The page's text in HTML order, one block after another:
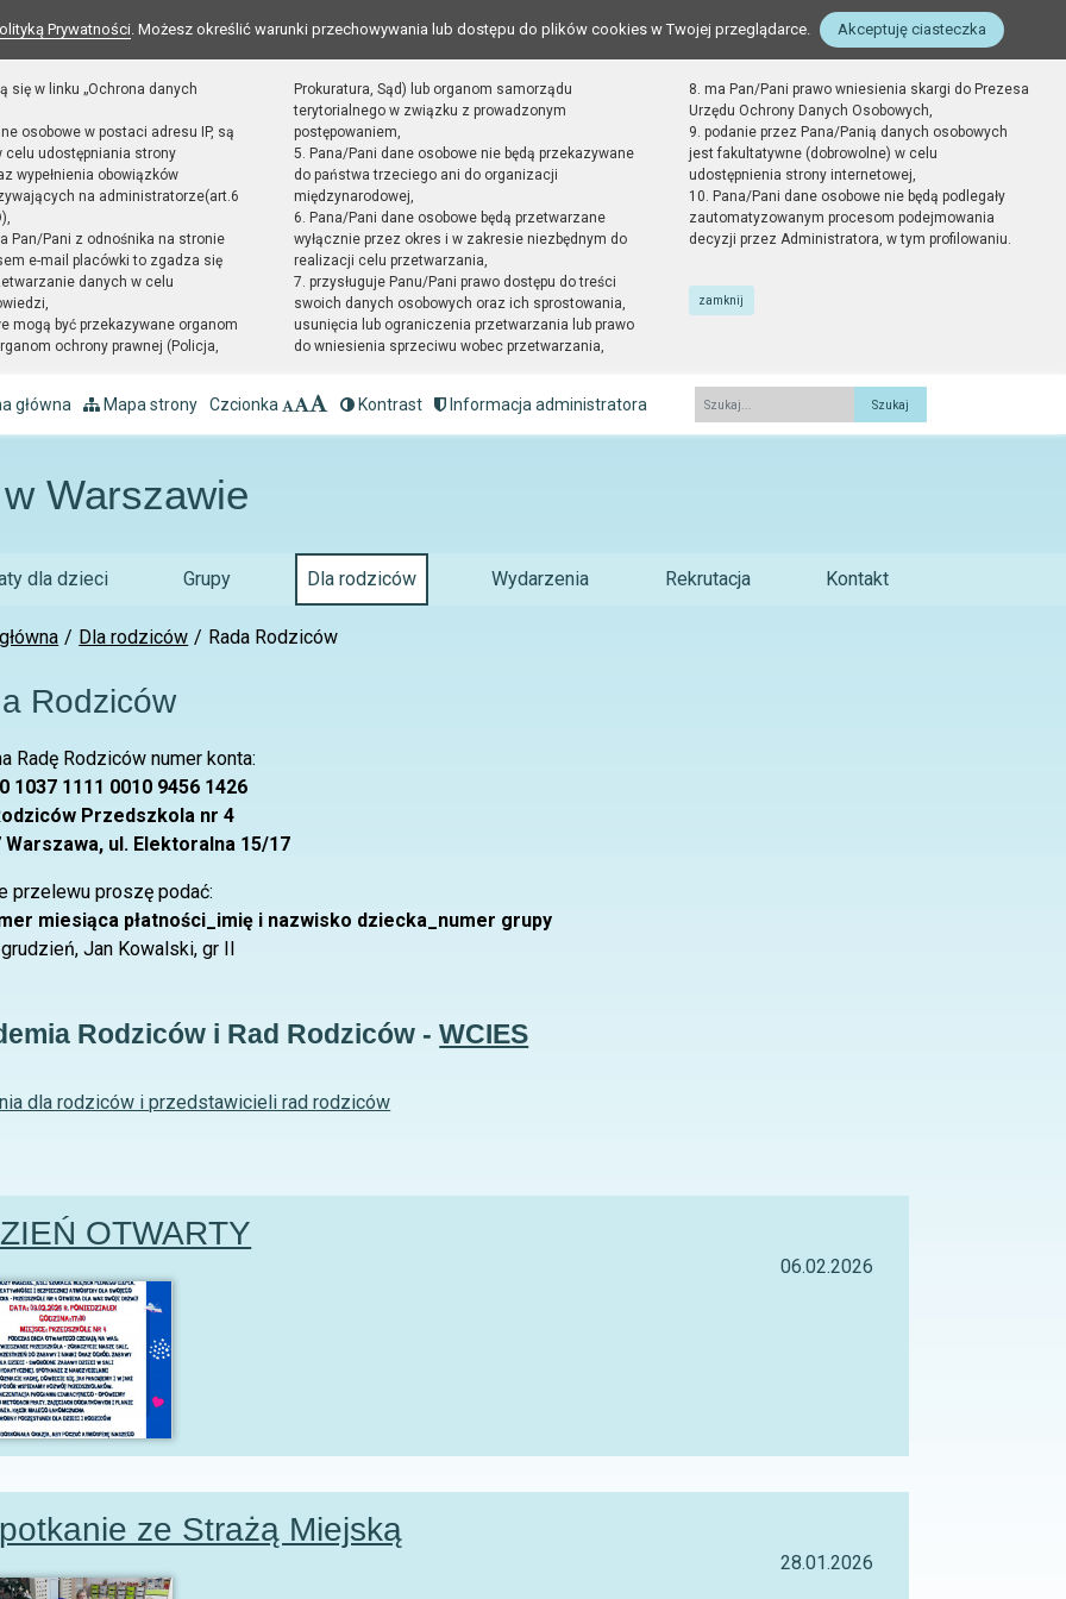
Prywatności. Możesz określić warunki przechowywania lub dostępu do plików cookies w Twojej przeglądarce. Akceptuję ciasteczka
się w linku „Ochrona danych
osobowe w postaci adresu IP, są
celu udostępniania strony
wypełnienia obowiązków
na administratorze(art.6
Pan/Pani z odnośnika na stronie
e-mail placówki to zgadza się
danych w celu
mogą być przekazywane organom
ochrony prawnej (Policja,
Prokuratura, Sąd) lub organom samorządu
terytorialnego w związku z prowadzonym
postępowaniem,
5. Pana/Pani dane osobowe nie będą przekazywane
do państwa trzeciego ani do organizacji
międzynarodowej,
6. Pana/Pani dane osobowe będą przetwarzane
wyłącznie przez okres i w zakresie niezbędnym do
realizacji celu przetwarzania,
7. przysługuje Panu/Pani prawo dostępu do treści
swoich danych osobowych oraz ich sprostowania,
usunięcia lub ograniczenia przetwarzania lub prawo
do wniesienia sprzeciwu wobec przetwarzania,
8. ma Pan/Pani prawo wniesienia skargi do Prezesa
Urzędu Ochrony Danych Osobowych,
9. podanie przez Pana/Panią danych osobowych
jest fakultatywne (dobrowolne) w celu
udostępnienia strony internetowej,
10. Pana/Pani dane osobowe nie będą podlegały
zautomatyzowanym procesom podejmowania
decyzji przez Administratora, w tym profilowaniu.
zamknij
główna Mapa strony Czcionka Kontrast Informacja administratora
Fraza
Warszawie
dla dzieci Grupy Dla rodziców Wydarzenia Rekrutacja Kontakt
Dla rodziców Rada Rodziców
Rodziców
Radę Rodziców numer konta:
1037 1111 0010 9456 1426
Przedszkola nr 4
Warszawa, ul. Elektoralna 15/17
przelewu proszę podać:
miesiąca płatności_imię i nazwisko dziecka_numer grupy
grudzień, Jan Kowalski, gr II
Rodziców i Rad Rodziców -WCIES
dla rodziców i przedstawicieli rad rodziców
OTWARTY
06.02.2026
ze Strażą Miejską
28.01.2026